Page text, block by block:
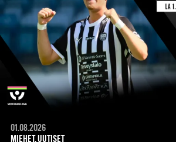
01.08.2026
MIEHET, UUTISET